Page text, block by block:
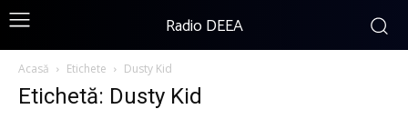
Radio DEEA
Acasă Etichete Dusty Kid
Etichetă: Dusty Kid